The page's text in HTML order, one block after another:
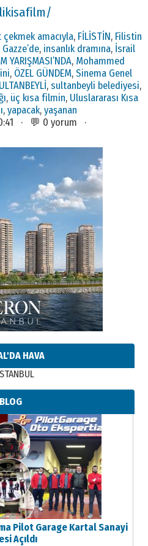
amacıyla, FİLİSTİN, Filistin
Gazze’de, insanlık dramına, İsrail
YARIŞMASI’NDA, Mohammed
, ÖZEL GÜNDEM,Sinema Genel
,sultanbeyli belediyesi,
, üç kısa filmin, Uluslararası Kısa
,yapacak,yaşanan
· 💬 0 yorum ·
HAVA
BLOG
Pilot Garage Kartal Sanayi
Açıldı